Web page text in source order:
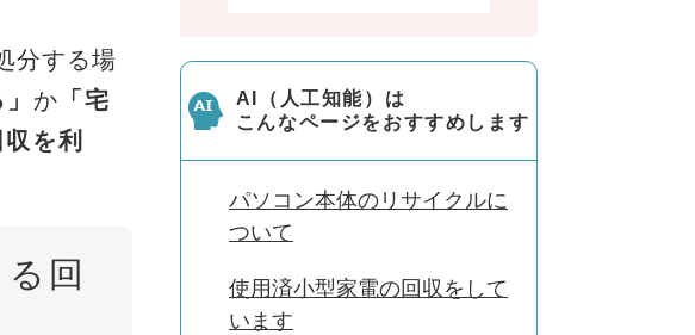
分する場
か 「宅
を利
回
AI（人工知能）は
こんなページをおすすめします
パソコン本体のリサイクルに
ついて
使用済小型家電の回収をして
います